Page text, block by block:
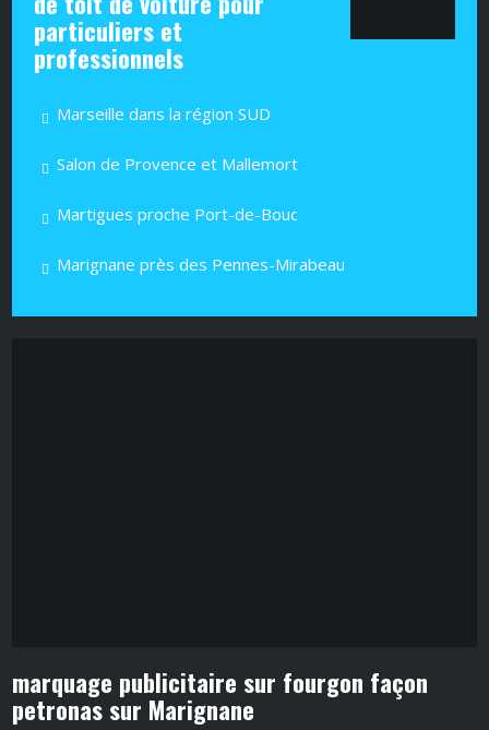
particuliers et
professionnels
Marseille dans la région SUD
Salon de Provence et Mallemort
Martigues proche Port-de-Bouc
Marignane près des Pennes-Mirabeau
marquage publicitaire sur fourgon façon
petronas sur Marignane